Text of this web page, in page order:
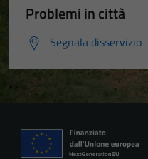
Problemi in città
Segnala disservizio